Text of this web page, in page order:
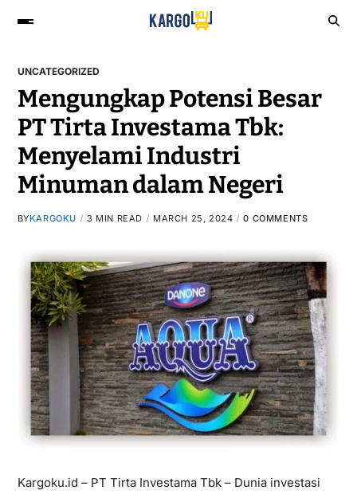
UNCATEGORIZED
Mengungkap Potensi Besar
PT Tirta Investama Tbk:
Menyelami Industri
Minuman dalam Negeri
BYKARGOKU 3 MIN READ MARCH 25, 2024 0 COMMENTS
Kargoku.id – PT Tirta Investama Tbk – Dunia investasi